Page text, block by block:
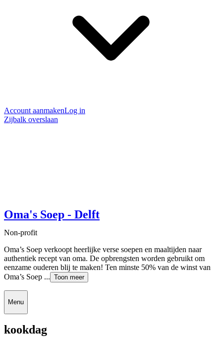
Account aanmakenLog in
Zijbalk overslaan
Oma's Soep - Delft
Non-profit
Oma’s Soep verkoopt heerlijke verse soepen en maaltijden naar
authentiek recept van oma. De opbrengsten worden gebruikt om
eenzame ouderen blij te maken! Ten minste 50% van de winst van
Oma’s Soep ... Toon meer
Menu
kookdag